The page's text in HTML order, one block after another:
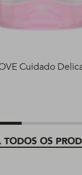
TODOS OS
Cuidado